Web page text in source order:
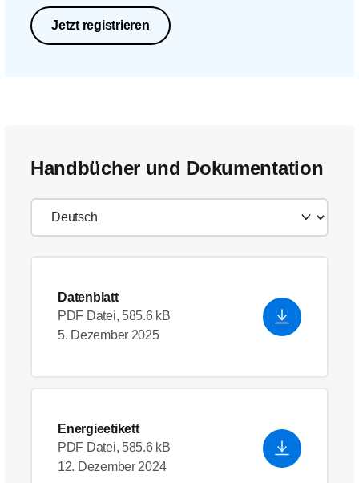
Jetzt registrieren
Handbücher und Dokumentation
Datenblatt
PDF Datei, 585.6 kB
5. Dezember 2025
Energieetikett
PDF Datei, 585.6 kB
12. Dezember 2024